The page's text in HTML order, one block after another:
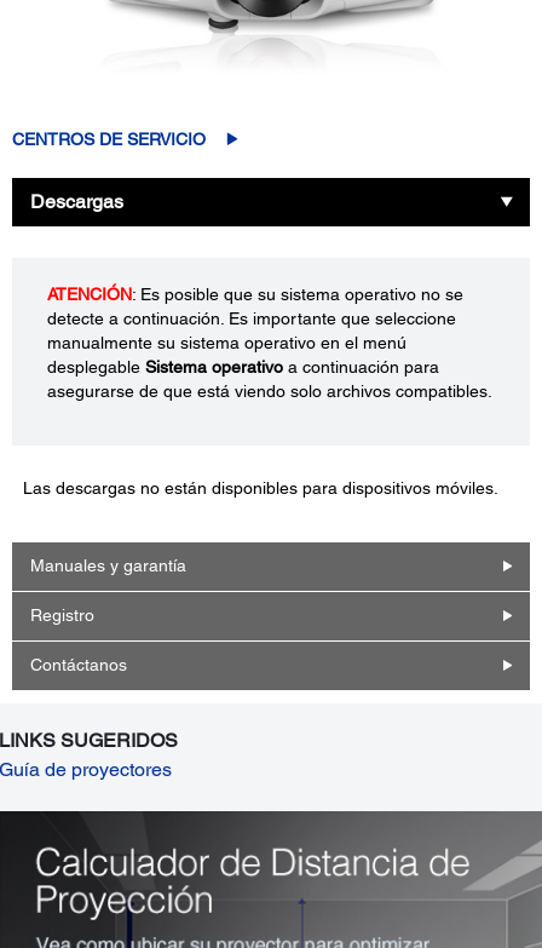
CENTROS DE SERVICIO
Descargas
ATENCIÓN: Es posible que su sistema operativo no se
detecte a continuación. Es importante que seleccione
manualmente su sistema operativo en el menú
desplegable Sistema operativo a continuación para
asegurarse de que está viendo solo archivos compatibles.
Las descargas no están disponibles para dispositivos móviles.
Manuales y garantía
Registro
Contáctanos
LINKS SUGERIDOS
Guía de proyectores